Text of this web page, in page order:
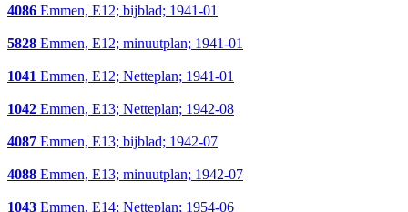
4086 Emmen, E12; bijblad; 1941-01
5828 Emmen, E12; minuutplan; 1941-01
1041 Emmen, E12; Netteplan; 1941-01
1042 Emmen, E13; Netteplan; 1942-08
4087 Emmen, E13; bijblad; 1942-07
4088 Emmen, E13; minuutplan; 1942-07
1043 Emmen, E14; Netteplan; 1954-06